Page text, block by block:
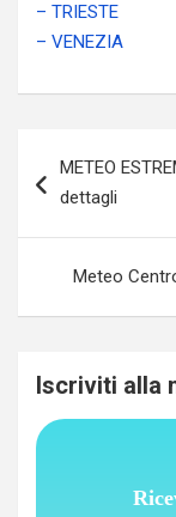
– TRIESTE
– VENEZIA
articoli
METEO
dettagli
Meteo
Iscriviti alla